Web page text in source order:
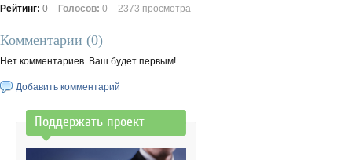
Рейтинг: 0 Голосов: 0 2373 просмотра
Комментарии (0)
Нет комментариев. Ваш будет первым!
Добавить комментарий
Поддержать проект